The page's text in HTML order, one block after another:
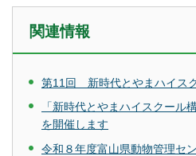
関連情報
第11回 新時代とやまハイス
「新時代とやまハイスクール
を開催します
令和８年度富山県動物管理セ